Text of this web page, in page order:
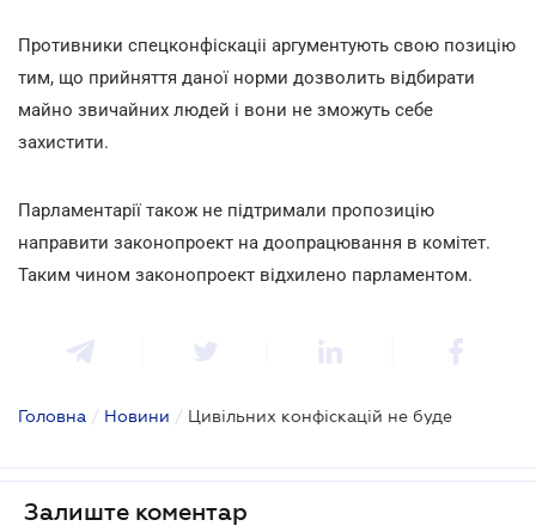
Противники спецконфіскаціі аргументують свою позицію
тим, що прийняття даної норми дозволить відбирати
майно звичайних людей і вони не зможуть себе
захистити.
Парламентарії також не підтримали пропозицію
направити законопроект на доопрацювання в комітет.
Таким чином законопроект відхилено парламентом.
Головна / Новини / Цивільних конфіскацій не буде
Залиште коментар